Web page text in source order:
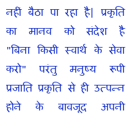
नहीं बैठा पा रहा है| प्रकृति
का मानव को संदेश है
"बिना किसी स्वार्थ के सेवा
करो" परंतु मनुष्य रूपी
प्रजाति प्रकृति से ही उत्पन्न
होने के बावजूद अपनी